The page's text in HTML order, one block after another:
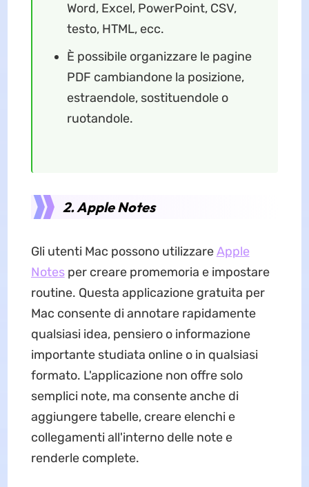
Word, Excel, PowerPoint, CSV,
testo, HTML, ecc.
È possibile organizzare le pagine
PDF cambiandone la posizione,
estraendole, sostituendole o
ruotandole.
2. Apple Notes
Gli utenti Mac possono utilizzareApple
Notesper creare promemoria e impostare
routine. Questa applicazione gratuita per
Mac consente di annotare rapidamente
qualsiasi idea, pensiero o informazione
importante studiata online o in qualsiasi
formato. L'applicazione non offre solo
semplici note, ma consente anche di
aggiungere tabelle, creare elenchi e
collegamenti all'interno delle note e
renderle complete.